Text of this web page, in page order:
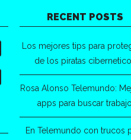
RECENT POSTS
Los mejores tips para
de los piratas
Rosa Alonso Telemundo:
apps para buscar
En Telemundo con trucos